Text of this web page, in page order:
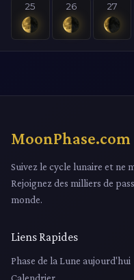
25 26 27
MoonPhase.com
Suivez le cycle lunaire et ne
Rejoignez des milliers de
monde.
Liens Rapides
Phase de la Lune aujourd'hui
Calendrier